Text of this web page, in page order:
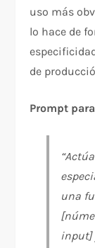
uso más
lo hace de
de
Prompt
una
input]